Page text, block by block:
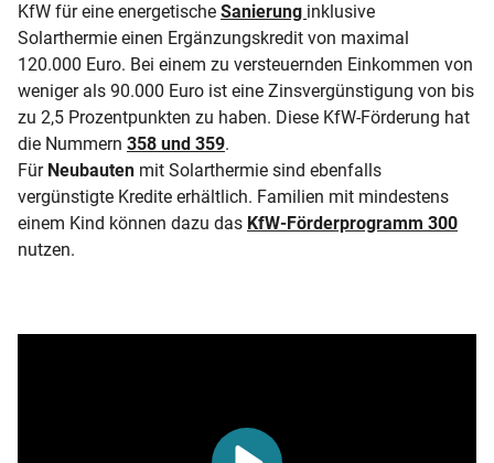
KfW für eine energetische Sanierung inklusive
Solarthermie einen Ergänzungskredit von maximal
120.000 Euro. Bei einem zu versteuernden Einkommen von
weniger als 90.000 Euro ist eine Zinsvergünstigung von bis
zu 2,5 Prozentpunkten zu haben. Diese KfW-Förderung hat
die Nummern 358 und 359.
Für Neubauten mit Solarthermie sind ebenfalls
vergünstigte Kredite erhältlich. Familien mit mindestens
einem Kind können dazu das KfW-Förderprogramm 300
nutzen.